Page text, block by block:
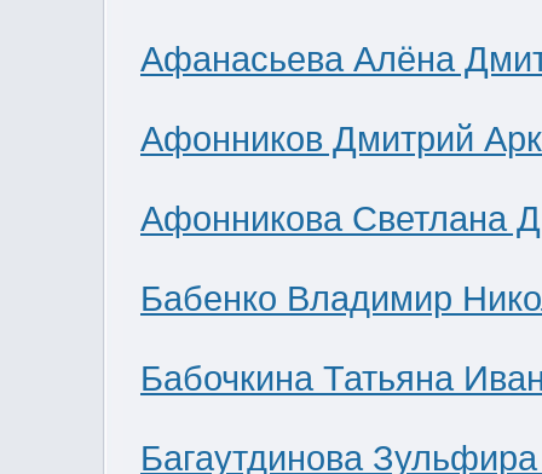
Афанасьева Алёна
Афонников Дмитрий
Афонникова Светлана
Бабенко Владимир
Бабочкина Татьяна
Багаутдинова